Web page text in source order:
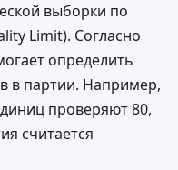
выборки по
Limit). Согласно
определить
в партии. Например,
проверяют 80,
считается